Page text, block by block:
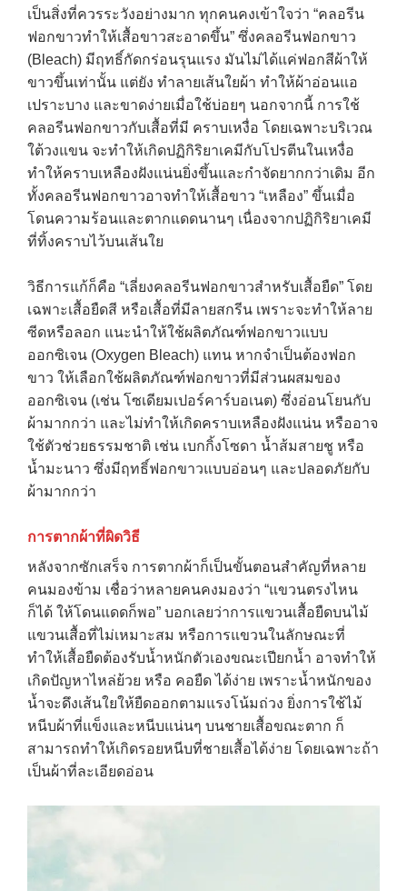
เป็นสิ่งที่ควรระวังอย่างมาก ทุกคนคงเข้าใจว่า “คลอรีน
ฟอกขาวทำให้เสื้อขาวสะอาดขึ้น” ซึ่งคลอรีนฟอกขาว
(Bleach) มีฤทธิ์กัดกร่อนรุนแรง มันไม่ได้แค่ฟอกสีผ้าให้
ขาวขึ้นเท่านั้น แต่ยัง ทำลายเส้นใยผ้า ทำให้ผ้าอ่อนแอ
เปราะบาง และขาดง่ายเมื่อใช้บ่อยๆ นอกจากนี้ การใช้
คลอรีนฟอกขาวกับเสื้อที่มี คราบเหงื่อ โดยเฉพาะบริเวณ
ใต้วงแขน จะทำให้เกิดปฏิกิริยาเคมีกับโปรตีนในเหงื่อ
ทำให้คราบเหลืองฝังแน่นยิ่งขึ้นและกำจัดยากกว่าเดิม อีก
ทั้งคลอรีนฟอกขาวอาจทำให้เสื้อขาว “เหลือง” ขึ้นเมื่อ
โดนความร้อนและตากแดดนานๆ เนื่องจากปฏิกิริยาเคมี
ที่ทิ้งคราบไว้บนเส้นใย
วิธีการแก้ก็คือ “เลี่ยงคลอรีนฟอกขาวสำหรับเสื้อยืด” โดย
เฉพาะเสื้อยืดสี หรือเสื้อที่มีลายสกรีน เพราะจะทำให้ลาย
ซีดหรือลอก แนะนำให้ใช้ผลิตภัณฑ์ฟอกขาวแบบ
ออกซิเจน (Oxygen Bleach) แทน หากจำเป็นต้องฟอก
ขาว ให้เลือกใช้ผลิตภัณฑ์ฟอกขาวที่มีส่วนผสมของ
ออกซิเจน (เช่น โซเดียมเปอร์คาร์บอเนต) ซึ่งอ่อนโยนกับ
ผ้ามากกว่า และไม่ทำให้เกิดคราบเหลืองฝังแน่น หรืออาจ
ใช้ตัวช่วยธรรมชาติ เช่น เบกกิ้งโซดา น้ำส้มสายชู หรือ
น้ำมะนาว ซึ่งมีฤทธิ์ฟอกขาวแบบอ่อนๆ และปลอดภัยกับ
ผ้ามากกว่า
การตากผ้าที่ผิดวิธี
หลังจากซักเสร็จ การตากผ้าก็เป็นขั้นตอนสำคัญที่หลาย
คนมองข้าม เชื่อว่าหลายคนคงมองว่า “แขวนตรงไหน
ก็ได้ ให้โดนแดดก็พอ” บอกเลยว่าการแขวนเสื้อยืดบนไม้
แขวนเสื้อที่ไม่เหมาะสม หรือการแขวนในลักษณะที่
ทำให้เสื้อยืดต้องรับน้ำหนักตัวเองขณะเปียกน้ำ อาจทำให้
เกิดปัญหาไหล่ย้วย หรือ คอยืด ได้ง่าย เพราะน้ำหนักของ
น้ำจะดึงเส้นใยให้ยืดออกตามแรงโน้มถ่วง ยิ่งการใช้ไม้
หนีบผ้าที่แข็งและหนีบแน่นๆ บนชายเสื้อขณะตาก ก็
สามารถทำให้เกิดรอยหนีบที่ชายเสื้อได้ง่าย โดยเฉพาะถ้า
เป็นผ้าที่ละเอียดอ่อน